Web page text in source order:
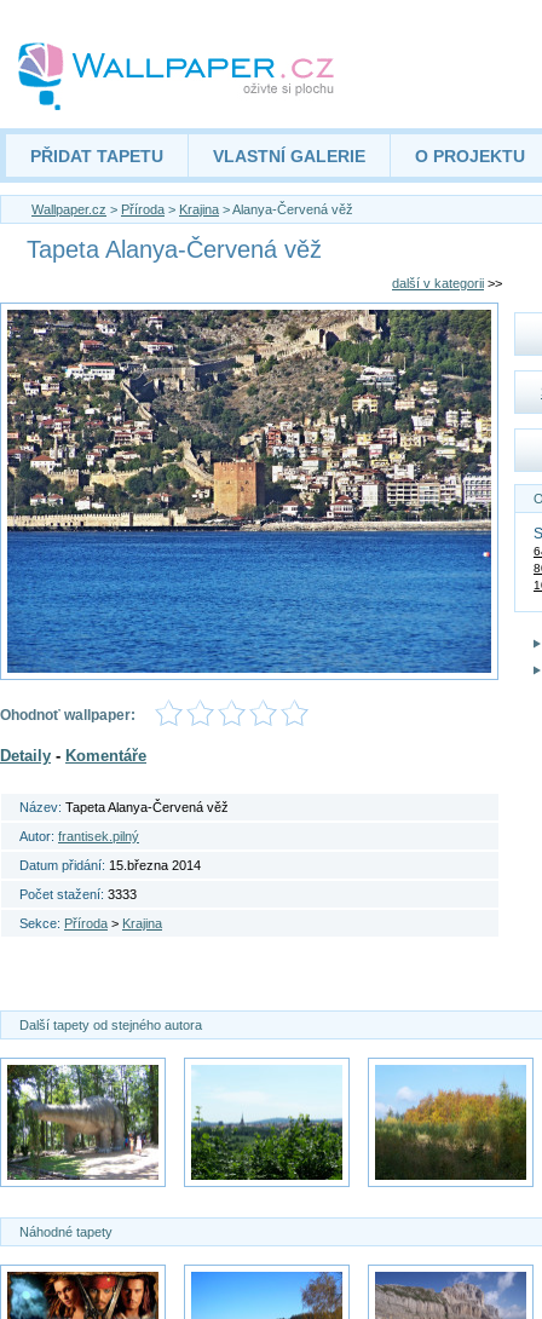
PŘIDAT TAPETU VLASTNÍ GALERIE O PROJEKTU
Wallpaper.cz > Příroda > Krajina > Alanya-Červená věž
Tapeta Alanya-Červená věž
další v kategorii >>
Ohodnoť wallpaper:
Detaily - Komentáře
Název: Tapeta Alanya-Červená věž
Autor: frantisek.pilný
Datum přidání: 15.března 2014
Počet stažení: 3333
Sekce: Příroda > Krajina
Další tapety od stejného autora
Náhodné tapety